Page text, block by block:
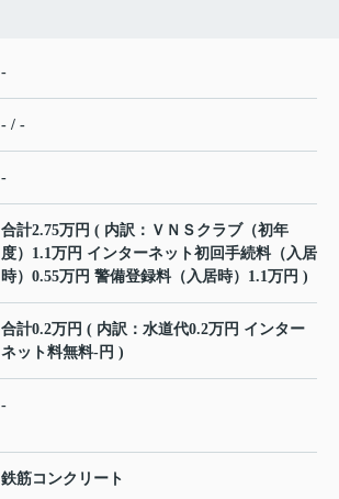
-
- / -
-
合計2.75万円 ( 内訳：ＶＮＳクラブ（初年
度）1.1万円 インターネット初回手続料（入居
時）0.55万円 警備登録料（入居時）1.1万円 )
合計0.2万円 ( 内訳：水道代0.2万円 インター
ネット料無料-円 )
-
鉄筋コンクリート